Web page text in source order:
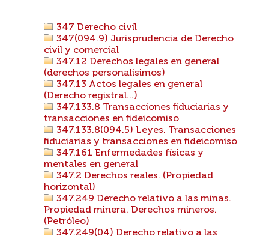
347 Derecho civil
347(094.9) Jurisprudencia de Derecho
civil y comercial
347.12 Derechos legales en general
(derechos personalisimos)
347.13 Actos legales en general
(Derecho registral...)
347.133.8 Transacciones fiduciarias y
transacciones en fideicomiso
347.133.8(094.5) Leyes. Transacciones
fiduciarias y transacciones en fideicomiso
347.161 Enfermedades físicas y
mentales en general
347.2 Derechos reales. (Propiedad
horizontal)
347.249 Derecho relativo a las minas.
Propiedad minera. Derechos mineros.
(Petróleo)
347.249(04) Derecho relativo a las